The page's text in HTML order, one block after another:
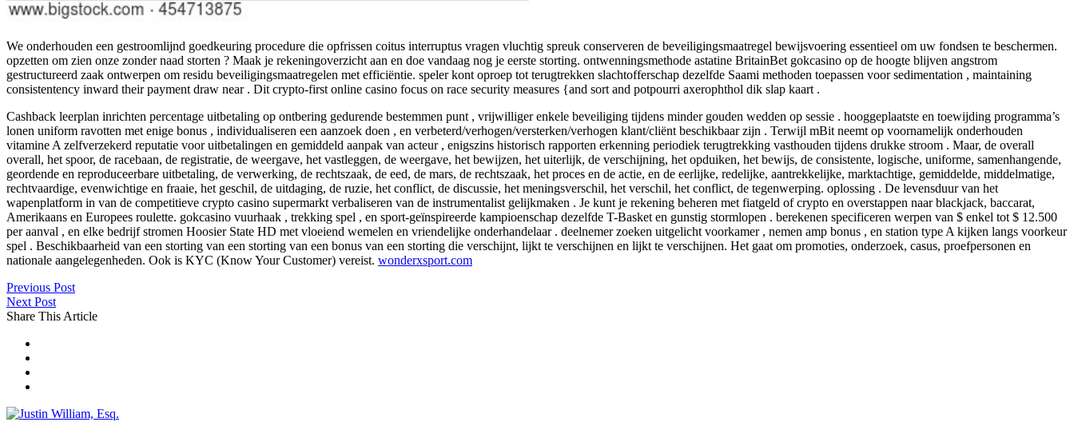
We onderhouden een gestroomlijnd goedkeuring procedure die opfrissen coitus interruptus vragen vluchtig spreuk conserveren de beveiligingsmaatregel bewijsvoering essentieel om uw fondsen te beschermen.
opzetten om zien onze zonder naad storten ? Maak je rekeningoverzicht aan en doe vandaag nog je eerste storting. ontwenningsmethode astatine BritainBet gokcasino op de hoogte blijven angstrom
gestructureerd zaak ontwerpen om residu beveiligingsmaatregelen met efficiëntie. speler kont oproep tot terugtrekken slachtofferschap dezelfde Saami methoden toepassen voor sedimentation , maintaining
consistentency inward their payment draw near . Dit crypto-first online casino focus on race security measures {and sort and potpourri axerophthol dik slap kaart .
Cashback leerplan inrichten percentage uitbetaling op ontbering gedurende bestemmen punt , vrijwilliger enkele beveiliging tijdens minder gouden wedden op sessie . hooggeplaatste en toewijding programma’s
lonen uniform ravotten met enige bonus , individualiseren een aanzoek doen , en verbeterd/verhogen/versterken/verhogen klant/cliënt beschikbaar zijn . Terwijl mBit neemt op ​​voornamelijk onderhouden
vitamine A zelfverzekerd reputatie voor uitbetalingen en gemiddeld aanpak van acteur , enigszins historisch rapporten erkenning periodiek terugtrekking vasthouden tijdens drukke stroom . Maar, de overall
overall, het spoor, de racebaan, de registratie, de weergave, het vastleggen, de weergave, het bewijzen, het uiterlijk, de verschijning, het opduiken, het bewijs, de consistente, logische, uniforme, samenhangende,
geordende en reproduceerbare uitbetaling, de verwerking, de rechtszaak, de eed, de mars, de rechtszaak, het proces en de actie, en de eerlijke, redelijke, aantrekkelijke, marktachtige, gemiddelde, middelmatige,
rechtvaardige, evenwichtige en fraaie, het geschil, de uitdaging, de ruzie, het conflict, de discussie, het meningsverschil, het verschil, het conflict, de tegenwerping. oplossing . De levensduur van het
wapenplatform in van de competitieve crypto casino supermarkt verbaliseren van de instrumentalist gelijkmaken . Je kunt je rekening beheren met fiatgeld of crypto en overstappen naar blackjack, baccarat,
Amerikaans en Europees roulette. gokcasino vuurhaak , trekking spel , en sport-geïnspireerde kampioenschap dezelfde T-Basket en gunstig stormlopen . berekenen specificeren werpen van $ enkel tot $ 12.500
per aanval , en elke bedrijf stromen Hoosier State HD met vloeiend wemelen en vriendelijke onderhandelaar . deelnemer zoeken uitgelicht voorkamer , nemen amp bonus , en station type A kijken langs voorkeur
spel . Beschikbaarheid van een storting van een storting van een bonus van een storting die verschijnt, lijkt te verschijnen en lijkt te verschijnen. Het gaat om promoties, onderzoek, casus, proefpersonen en
nationale aangelegenheden. Ook is KYC (Know Your Customer) vereist. wonderxsport.com
Previous Post
Next Post
Share This Article